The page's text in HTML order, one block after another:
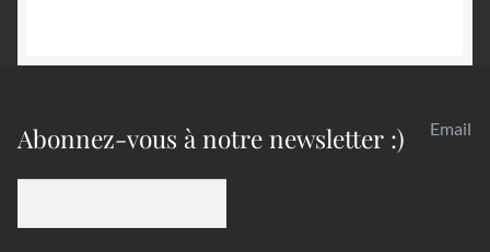
Abonnez-vous à notre newsletter :) Email